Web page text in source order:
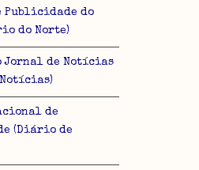
Publicidade do
do Norte)
Jornal de Notícias
de
(Diário de